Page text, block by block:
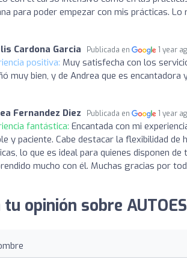
para poder empezar con mis prácticas. Lo
Cardona Garcia Publicada en 1 year
positiva: Muy satisfecha con los
muy bien, y de Andrea que es
Fernandez Diez Publicada en 1 year
fantástica: Encantada con mi
y paciente. Cabe destacar la flexibilidad
lo que es ideal para quienes disponen
mucho con él. Muchas gracias por
tu opinión sobre